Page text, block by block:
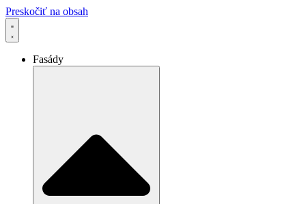
Preskočiť na obsah
Fasády